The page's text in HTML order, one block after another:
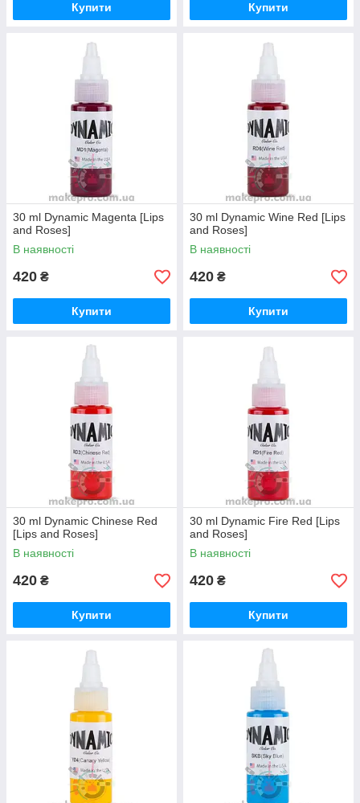
Купити Купити
30 ml Dynamic Magenta [Lips
and Roses]
В наявності
420 ₴
Купити
30 ml Dynamic Wine Red [Lips
and Roses]
В наявності
420 ₴
Купити
30 ml Dynamic Chinese Red
[Lips and Roses]
В наявності
420 ₴
Купити
30 ml Dynamic Fire Red [Lips
and Roses]
В наявності
420 ₴
Купити